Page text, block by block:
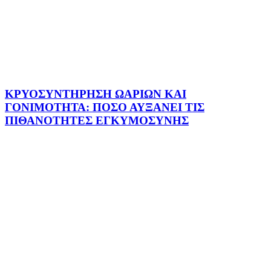
ΚΡΥΟΣΥΝΤΗΡΗΣΗ ΩΑΡΙΩΝ ΚΑΙ
ΓΟΝΙΜΟΤΗΤΑ: ΠΟΣΟ ΑΥΞΑΝΕΙ ΤΙΣ
ΠΙΘΑΝΟΤΗΤΕΣ ΕΓΚΥΜΟΣΥΝΗΣ